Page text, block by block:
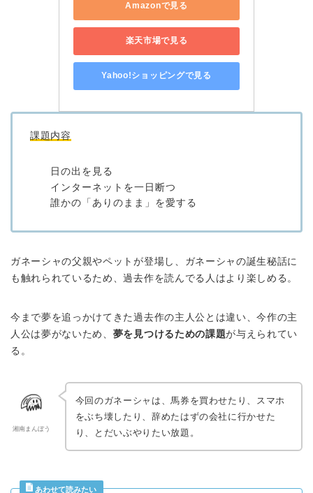
Amazonで見る
楽天市場で見る
Yahoo!ショッピングで見る
課題内容
日の出を見る
インターネットを一日断つ
誰かの「ありのまま」を愛する
ガネーシャの父親やペットが登場し、ガネーシャの誕生秘話に
も触れられているため、過去作を読んでる人はより楽しめる。
今まで夢を追っかけてきた過去作の主人公とは違い、今作の主
人公は夢がないため、 夢を見つけるための課題が与えられてい
る。
湘南まんぼう
今回のガネーシャは、馬券を買わせたり、スマホ
をぶち壊したり、辞めたはずの会社に行かせた
り、とだいぶやりたい放題。